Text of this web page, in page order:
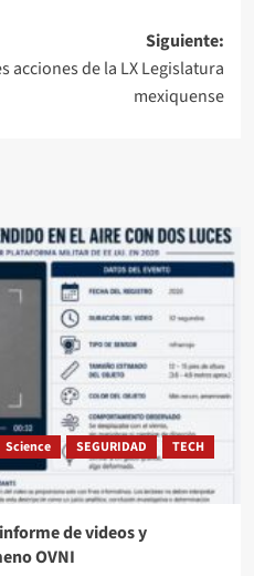
Siguiente:
acciones de la LX Legislatura
mexiquense
Science SEGURIDAD
TECH
de videos y
OVNI